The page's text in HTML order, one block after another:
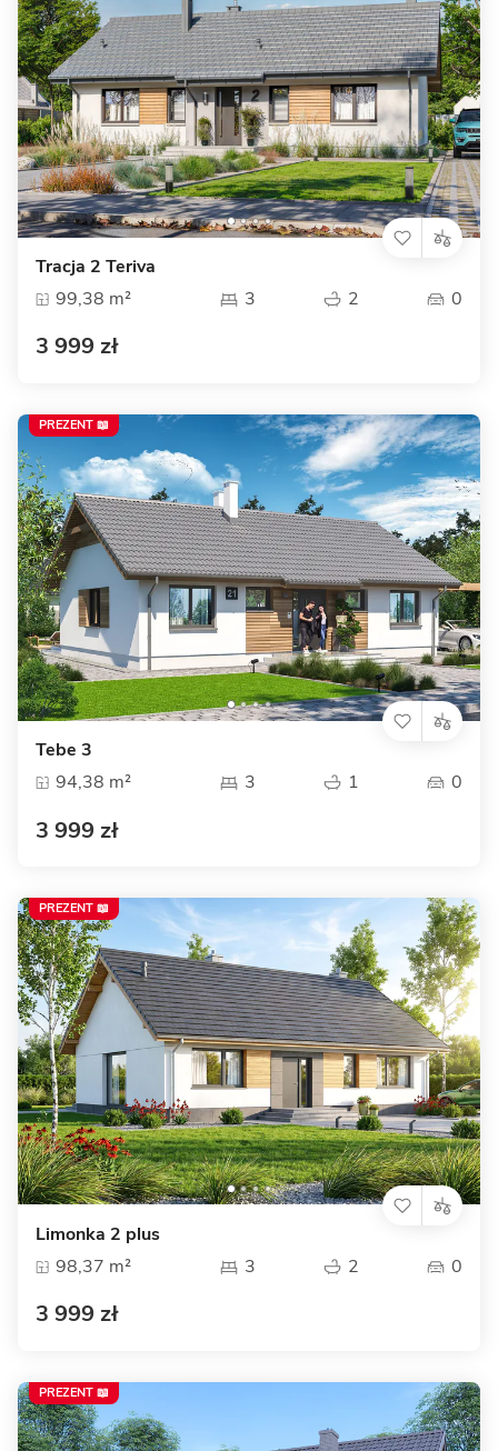
Tracja 2 Teriva
99,38 m²
3 2 0
3 999 zł
Tebe 3
94,38 m²
3 1 0
3 999 zł
PREZENT 📖
Limonka 2 plus
98,37 m²
3 2 0
3 999 zł
PREZENT 📖
PREZENT 📖